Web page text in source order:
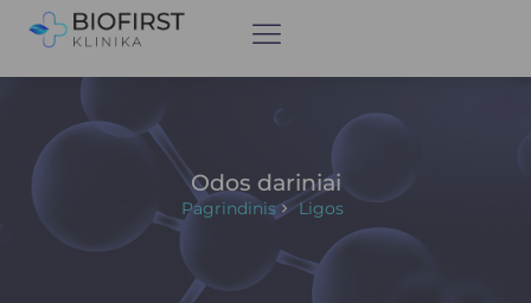
Odos dariniai
Pagrindinis Ligos